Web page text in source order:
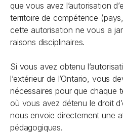
que vous avez l’autorisation
territoire de compétence
cette autorisation ne vous a
raisons disciplinaires.
Si vous avez obtenu
l’extérieur de l’Ontario, vous
nécessaires pour que chaque
où vous avez détenu le droit
nous envoie directement une
pédagogiques.